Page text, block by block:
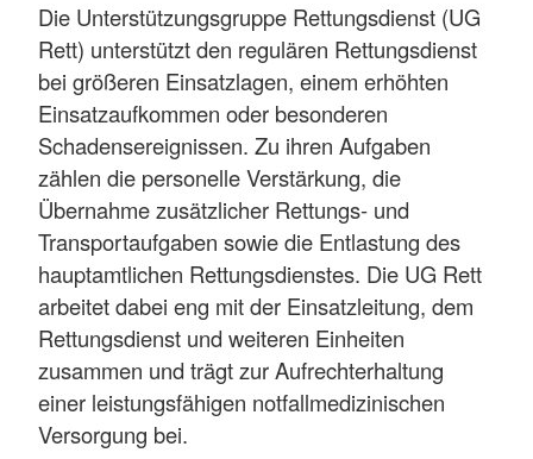
Die Unterstützungsgruppe Rettungsdienst (UG
Rett) unterstützt den regulären Rettungsdienst
bei größeren Einsatzlagen, einem erhöhten
Einsatzaufkommen oder besonderen
Schadensereignissen. Zu ihren Aufgaben
zählen die personelle Verstärkung, die
Übernahme zusätzlicher Rettungs- und
Transportaufgaben sowie die Entlastung des
hauptamtlichen Rettungsdienstes. Die UG Rett
arbeitet dabei eng mit der Einsatzleitung, dem
Rettungsdienst und weiteren Einheiten
zusammen und trägt zur Aufrechterhaltung
einer leistungsfähigen notfallmedizinischen
Versorgung bei.